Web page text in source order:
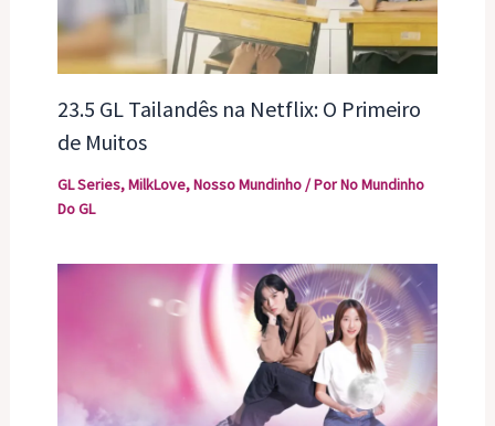
23.5 GL Tailandês na Netflix: O Primeiro
de Muitos
GL Series,MilkLove,Nosso Mundinho/ PorNo Mundinho
Do GL